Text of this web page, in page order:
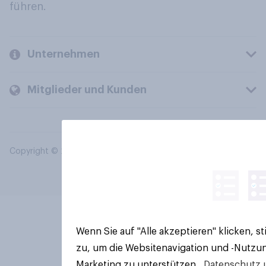
führen.
Unternehmen
Mitglieder und Kunden
Copyright © 2026 YouGov PLC. Alle Rechte vorbehalten.
Wenn Sie auf "Alle akzeptieren" klicken,
zu, um die Websitenavigation und -